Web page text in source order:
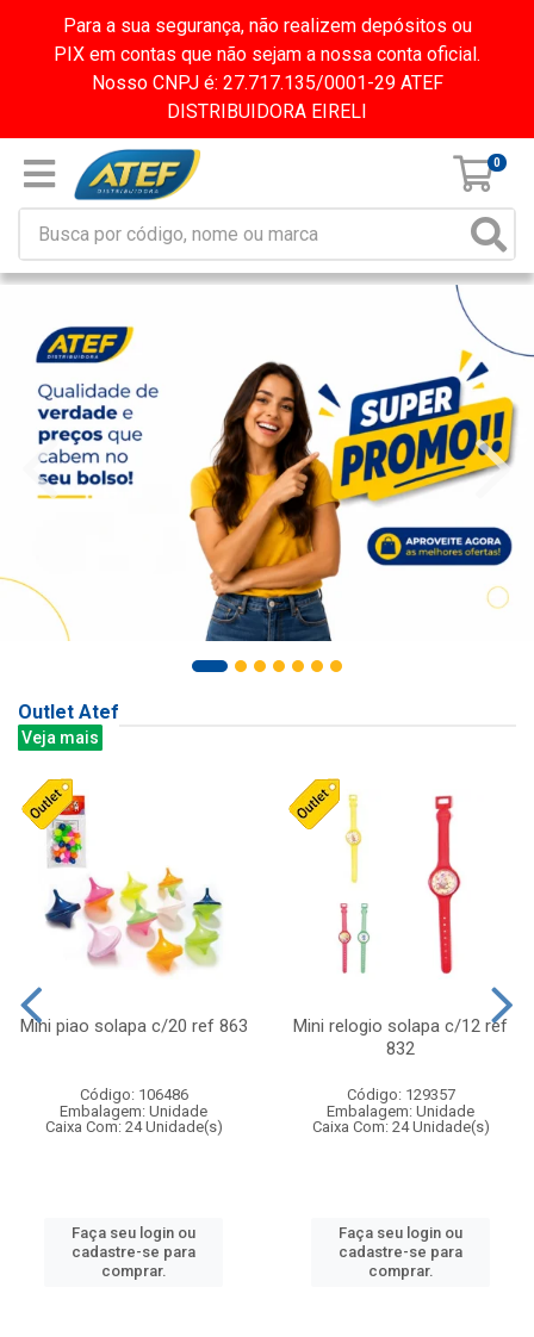
Para a sua segurança, não realizem depósitos ou
PIX em contas que não sejam a nossa conta oficial.
Nosso CNPJ é: 27.717.135/0001-29 ATEF
DISTRIBUIDORA EIRELI
0
Outlet Atef
Veja mais
Mini piao solapa c/20 ref 863
Código: 106486
Embalagem: Unidade
Caixa Com: 24 Unidade(s)
Faça seu login ou
cadastre-se para
comprar.
Mini relogio solapa c/12 ref
832
Código: 129357
Embalagem: Unidade
Caixa Com: 24 Unidade(s)
Faça seu login ou
cadastre-se para
comprar.